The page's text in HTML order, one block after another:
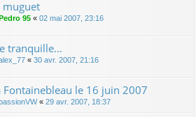
muguet
Pedro 95 « 02 mai 2007, 23:16
tranquille...
« 30 avr. 2007, 21:16
Fontainebleau le 16 juin 2007
« 29 avr. 2007, 18:37